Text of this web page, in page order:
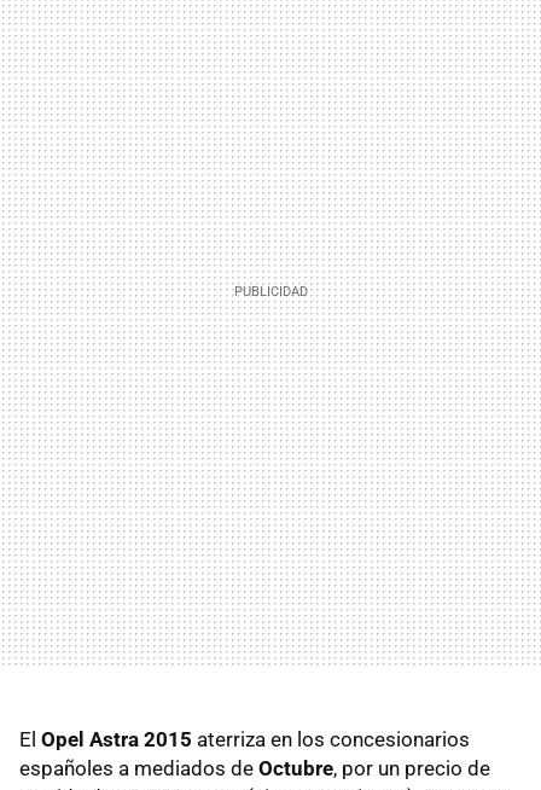
El Opel Astra 2015 aterriza en los concesionarios
españoles a mediados de Octubre, por un precio de